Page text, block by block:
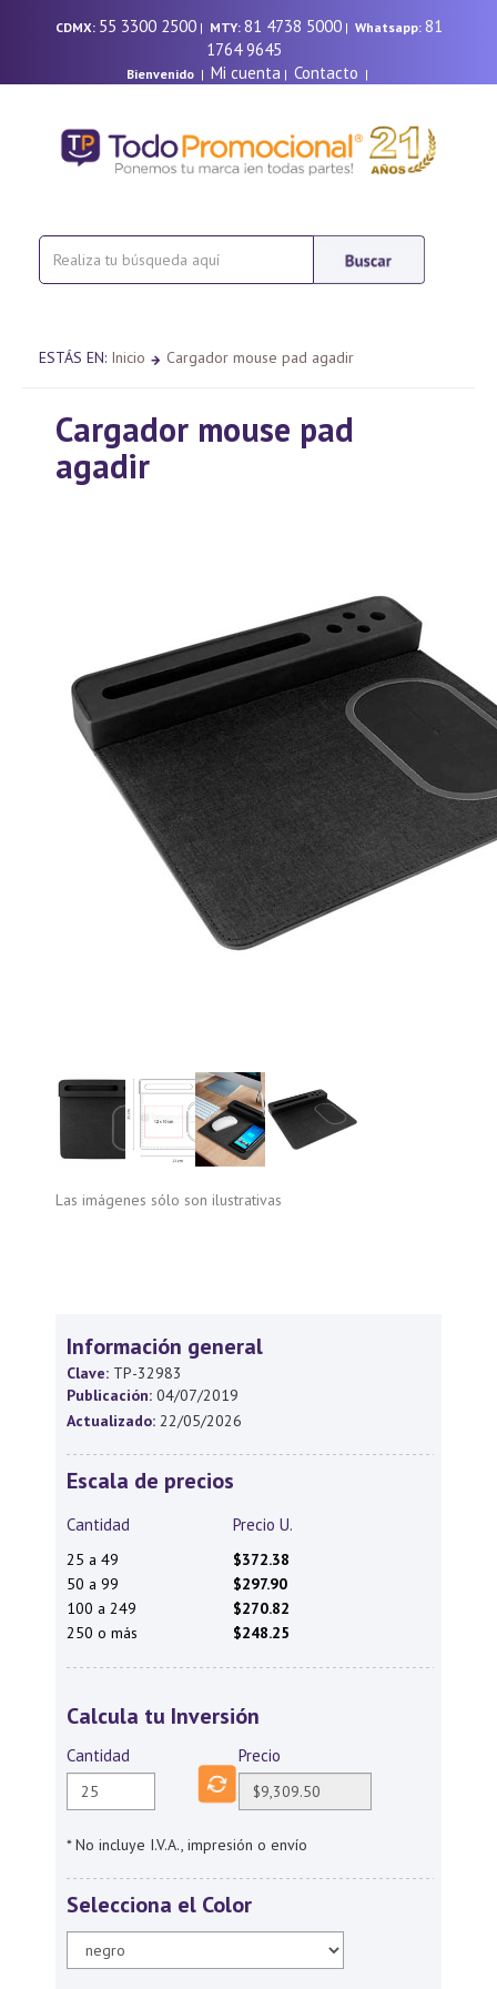
CDMX: 55 3300 2500| MTY: 81 4738 5000| Whatsapp: 81
1764 9645
Bienvenido| Mi cuenta | Contacto |
ESTÁS EN: Inicio Cargador mouse pad agadir
Cargador mouse pad
agadir
Las imágenes sólo son ilustrativas
Información general
Clave: TP-32983
Publicación: 04/07/2019
Actualizado: 22/05/2026
Escala de precios
Cantidad Precio U.
25 a 49
$372.38
50 a 99
$297.90
100 a 249
$270.82
250 o más
$248.25
Calcula tu Inversión
Cantidad Precio
* No incluye I.V.A., impresión o envío
Selecciona el Color